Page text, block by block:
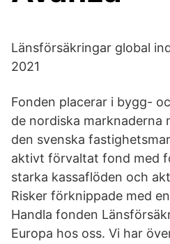
Länsförsäkringar global
2021
Fonden placerar i bygg-
de nordiska marknaderna
den svenska
aktivt förvaltat fond med
starka kassaflöden och
Risker förknippade med
Handla fonden
Europa hos oss. Vi har